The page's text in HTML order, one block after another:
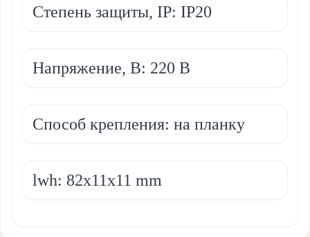
Степень защиты, IP: IP20
Напряжение, В: 220 В
Способ крепления: на планку
lwh: 82x11x11 mm